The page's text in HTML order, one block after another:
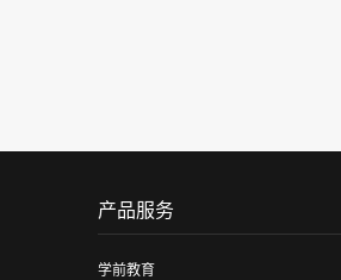
产品服务
学前教育